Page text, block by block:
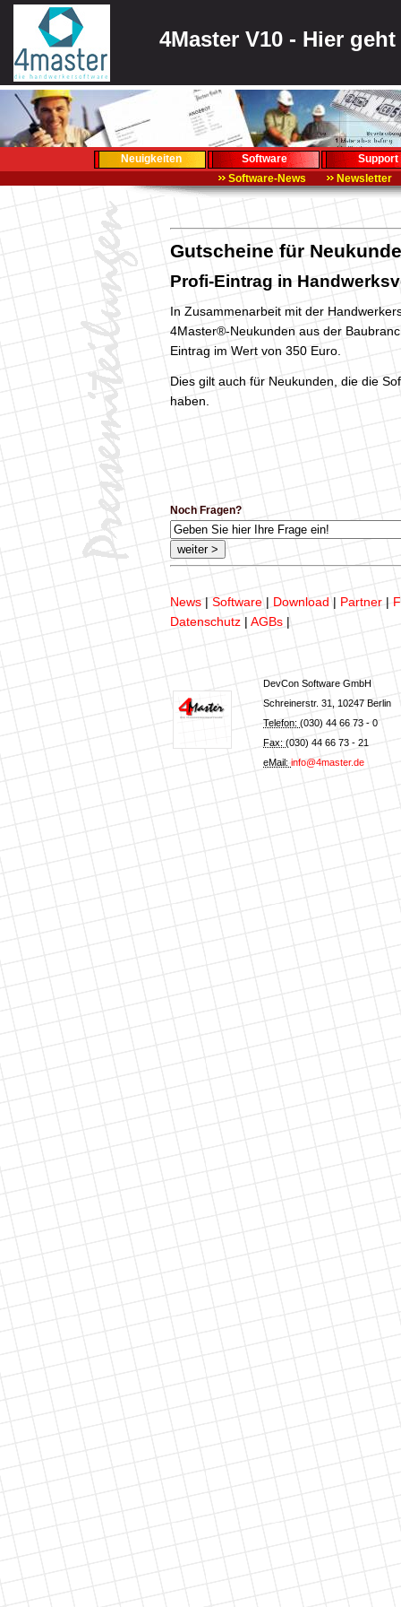
4Master V10 - Hier
Neuigkeiten Software
Support
Software-News
Newsletter
Gutscheine für
Profi-Eintrag in
In Zusammenarbeit mit der
4Master®-Neukunden aus der
Eintrag im Wert von 350 Euro.
Dies gilt auch für Neukunden, die die
haben.
Noch Fragen?
News | Software | Download | Partner |
Datenschutz | AGBs |
DevCon Software GmbH
Schreinerstr. 31
10247 Berlin
Telefon: (030) 44 66 73 - 0
Fax: (030) 44 66 73 - 21
eMail: info@4master.de